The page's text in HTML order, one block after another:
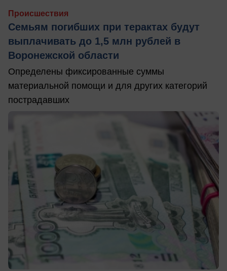
Происшествия
Семьям погибших при терактах будут
выплачивать до 1,5 млн рублей в
Воронежской области
Определены фиксированные суммы
материальной помощи и для других категорий
пострадавших